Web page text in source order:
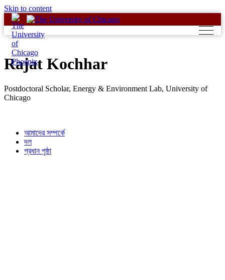
Skip to content
Rajat Kochhar
Postdoctoral Scholar, Energy & Environment Lab, University of
Chicago
আমাদের সম্পর্কে
দল
প্রধান পৃষ্ঠা